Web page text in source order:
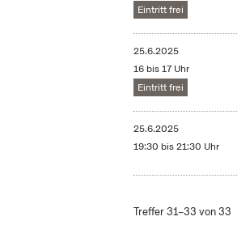
Eintritt frei
25.6.2025
16 bis 17 Uhr
Eintritt frei
25.6.2025
19:30 bis 21:30 Uhr
Treffer 31–33 von 33